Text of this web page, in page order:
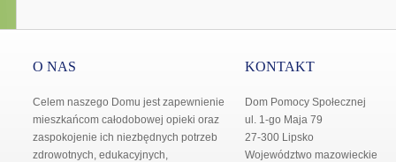
O NAS
Celem naszego Domu jest zapewnienie
mieszkańcom całodobowej opieki oraz
zaspokojenie ich niezbędnych potrzeb
zdrowotnych, edukacyjnych,
KONTAKT
Dom Pomocy Społecznej
ul. 1-go Maja 79
27-300 Lipsko
Województwo mazowieckie